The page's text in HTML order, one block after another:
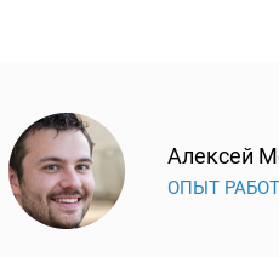
Алексей
ОПЫТ